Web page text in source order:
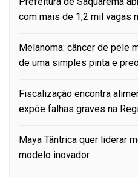
com mais de 1,2 mil vagas
Melanoma: câncer de pele
de uma simples pinta e
Fiscalização encontra
expõe falhas graves na
Maya Tântrica quer liderar
modelo inovador